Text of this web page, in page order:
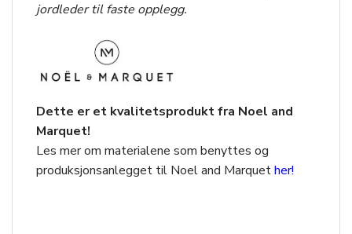
jordleder til faste opplegg.
Dette er et kvalitetsprodukt fra Noel and
Marquet!
Les mer om materialene som benyttes og
produksjonsanlegget til Noel and Marquether!